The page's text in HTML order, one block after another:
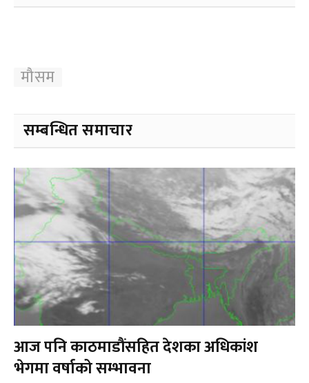
मौसम
सम्बन्धित समाचार
आज पनि काठमाडौंसहित देशका अधिकांश
भेगमा वर्षाको सम्भावना